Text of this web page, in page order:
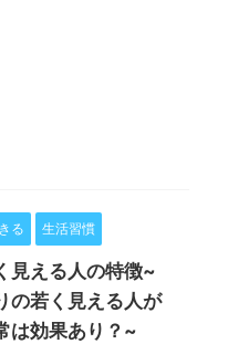
る 生活習慣
見える人の特徴~
の若く見える人が
は効果あり？~